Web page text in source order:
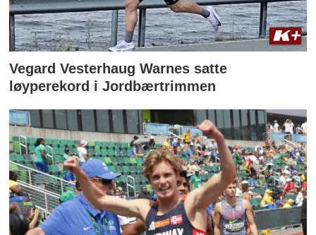
Vegard Vesterhaug Warnes satte
løyperekord i Jordbærtrimmen